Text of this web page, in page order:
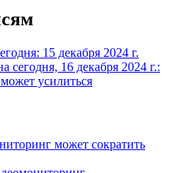
15 декабря 2024 г.
сегодня, 16 декабря 2024 г.:
усилиться
может сократить